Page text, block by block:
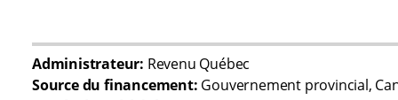
Administrateur: Revenu Québec
Source du financement: Gouvernement provincial,